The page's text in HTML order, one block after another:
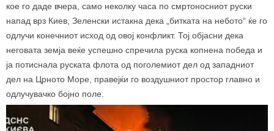
кое го даде вчера, само неколку часа по смртоносниот руски
напад врз Киев, Зеленски истакна дека „битката на небото“ ќе го
одлучи конечниот исход од овој конфликт. Тој објасни дека
неговата земја веќе успешно спречила руска копнена победа и
ја потиснала руската флота од поголемиот дел од западниот
дел на Црното Море, правејќи го воздушниот простор главно и
одлучувачко бојно поле.